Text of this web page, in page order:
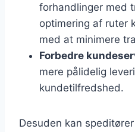
forhandlinger med
optimering af ruter
med at minimere
Forbedre
mere pålidelig
kundetilfredshed.
Desuden kan